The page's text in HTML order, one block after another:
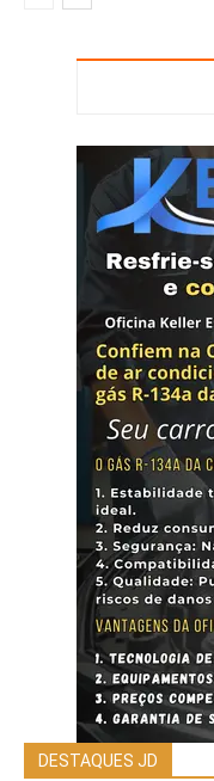
DESTAQUES JD